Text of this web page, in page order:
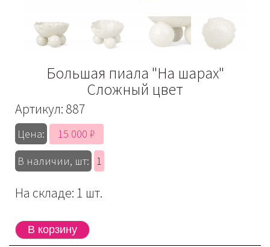
Большая пиала "На шарах"
Сложный цвет
Артикул: 887
Цена:
15 000 ₽
В наличии, шт:
1
На складе: 1 шт.